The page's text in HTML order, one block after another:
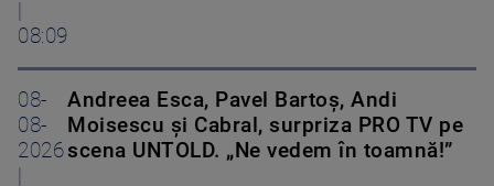
08:09
08-
08-
2026
Andreea Esca, Pavel Bartoș, Andi
Moisescu și Cabral, surpriza PRO TV pe
scena UNTOLD. „Ne vedem în toamnă!”